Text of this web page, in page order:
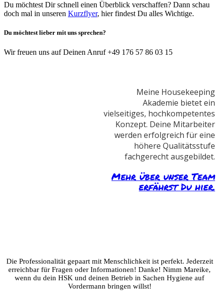
Du möchtest Dir schnell einen Überblick verschaffen? Dann schau
doch mal in unseren Kurzflyer, hier findest Du alles Wichtige.
Du möchtest lieber mit uns sprechen?
Wir freuen uns auf Deinen Anruf +49 176 57 86 03 15
Meine Housekeeping
Akademie bietet ein
vielseitiges, hochkompetentes
Konzept. Deine Mitarbeiter
werden erfolgreich für eine
höhere Qualitätsstufe
fachgerecht ausgebildet.
Mehr über unser Team
erfährst Du hier.
Die Professionalität gepaart mit Menschlichkeit ist perfekt. Jederzeit
erreichbar für Fragen oder Informationen! Danke! Nimm Mareike,
wenn du dein HSK und deinen Betrieb in Sachen Hygiene auf
Vordermann bringen willst!